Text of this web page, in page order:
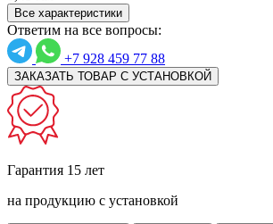
Все характеристики
Ответим на все вопросы:
+7 928 459 77 88
ЗАКАЗАТЬ ТОВАР С УСТАНОВКОЙ
Гарантия 15 лет
на продукцию с установкой